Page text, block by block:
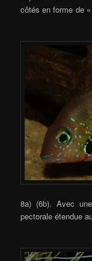
côtés en
8a) (6b). Avec
pectorale étendue